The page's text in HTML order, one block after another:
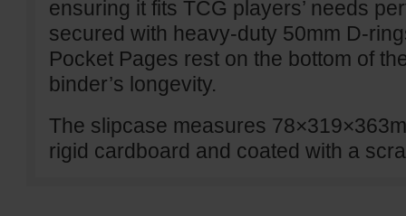
ensuring it fits TCG players’ needs
secured with heavy-duty 50mm D-
Pocket Pages rest on the bottom of
binder’s longevity.
The slipcase measures
rigid cardboard and coated with a